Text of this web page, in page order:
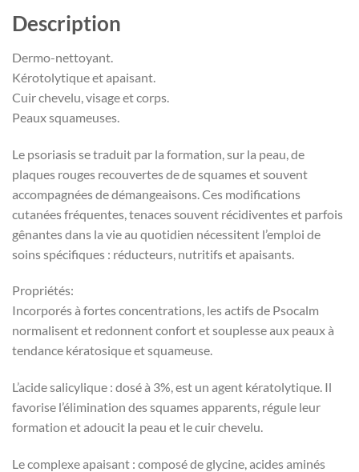
Description
Dermo-nettoyant.
Kérotolytique et apaisant.
Cuir chevelu, visage et corps.
Peaux squameuses.
Le psoriasis se traduit par la formation, sur la peau, de
plaques rouges recouvertes de de squames et souvent
accompagnées de démangeaisons. Ces modifications
cutanées fréquentes, tenaces souvent récidiventes et parfois
gênantes dans la vie au quotidien nécessitent l’emploi de
soins spécifiques : réducteurs, nutritifs et apaisants.
Propriétés:
Incorporés à fortes concentrations, les actifs de Psocalm
normalisent et redonnent confort et souplesse aux peaux à
tendance kératosique et squameuse.
L’acide salicylique : dosé à 3%, est un agent kératolytique. Il
favorise l’élimination des squames apparents, régule leur
formation et adoucit la peau et le cuir chevelu.
Le complexe apaisant : composé de glycine, acides aminés